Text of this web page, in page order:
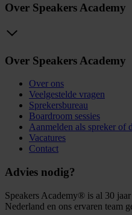
Over Speakers Academy
Over Speakers Academy
Over ons
Veelgestelde vragen
Sprekersbureau
Boardroom sessies
Aanmelden als spreker of
Vacatures
Contact
Advies nodig?
Speakers Academy® is al 30
Nederland en ons ervaren team